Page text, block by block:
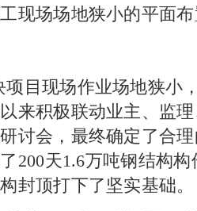
现场场地狭小的平面
目现场作业场地狭小
来积极联动业主、监
讨会，最终确定了合
200天1.6万吨钢结构
封顶打下了坚实基础。